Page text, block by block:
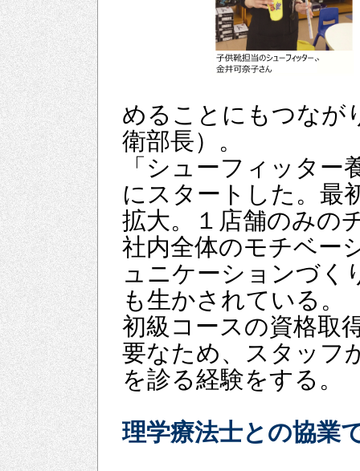
めることにもつなが
衛部長）。
「シューフィッター
にスタートした。最
拡大。１店舗のみの
社内全体のモチベー
ュニケーションづく
も生かされている。
初級コースの資格取
要なため、スタッフ
を診る経験をする。
理学療法士との協業